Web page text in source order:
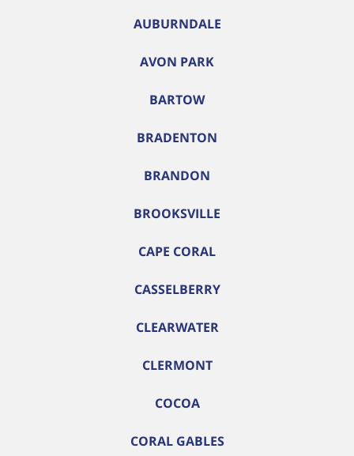
AUBURNDALE
AVON PARK
BARTOW
BRADENTON
BRANDON
BROOKSVILLE
CAPE CORAL
CASSELBERRY
CLEARWATER
CLERMONT
COCOA
CORAL GABLES